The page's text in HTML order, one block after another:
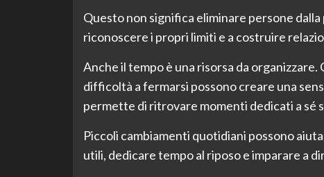
Questo non significa eliminare persone
riconoscere i propri limiti e a costruire
Anche il tempo è una risorsa da
difficoltà a fermarsi possono creare una
permette di ritrovare momenti dedicati a sé
Piccoli cambiamenti quotidiani possono
utili, dedicare tempo al riposo e imparare a